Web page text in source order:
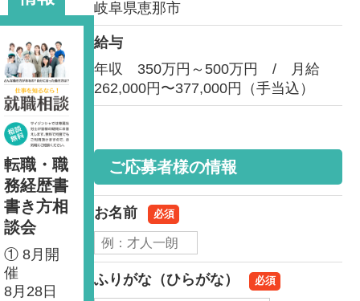
岐阜県恵那市
給与
年収 350万円～500万円 / 月給
262,000円〜377,000円（手当込）
ご応募者様の情報
お名前 必須
ふりがな（ひらがな） 必須
転職・職
務経歴書
書き方相
談会
① 8月開
催
8月28日